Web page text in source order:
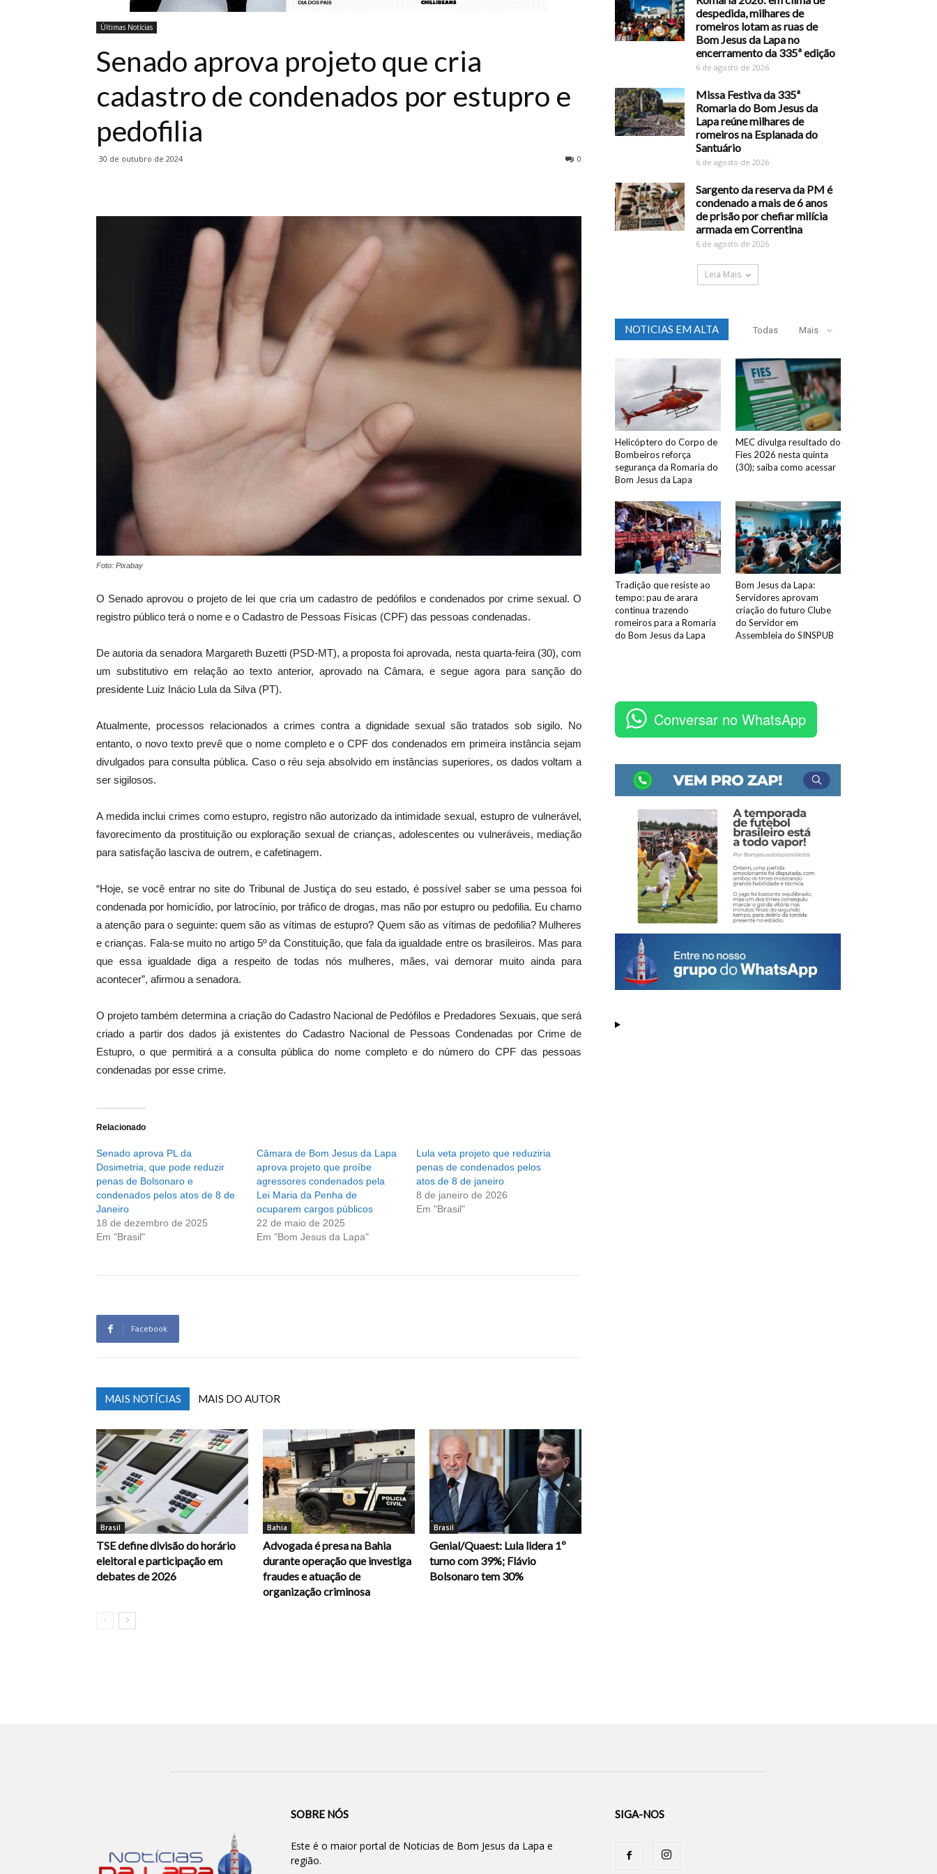
Últimas Notícias
Senado aprova projeto que cria
cadastro de condenados por estupro e
pedofilia
30 de outubro de 2024 0
Foto: Pixabay
O Senado aprovou o projeto de lei que cria um cadastro de pedófilos e condenados por crime sexual. O
registro público terá o nome e o Cadastro de Pessoas Físicas (CPF) das pessoas condenadas.
De autoria da senadora Margareth Buzetti (PSD-MT), a proposta foi aprovada, nesta quarta-feira (30), com
um substitutivo em relação ao texto anterior, aprovado na Câmara, e segue agora para sanção do
presidente Luiz Inácio Lula da Silva (PT).
Atualmente, processos relacionados a crimes contra a dignidade sexual são tratados sob sigilo. No
entanto, o novo texto prevê que o nome completo e o CPF dos condenados em primeira instância sejam
divulgados para consulta pública. Caso o réu seja absolvido em instâncias superiores, os dados voltam a
ser sigilosos.
A medida inclui crimes como estupro, registro não autorizado da intimidade sexual, estupro de vulnerável,
favorecimento da prostituição ou exploração sexual de crianças, adolescentes ou vulneráveis, mediação
para satisfação lasciva de outrem, e cafetinagem.
“Hoje, se você entrar no site do Tribunal de Justiça do seu estado, é possível saber se uma pessoa foi
condenada por homicídio, por latrocínio, por tráfico de drogas, mas não por estupro ou pedofilia. Eu chamo
a atenção para o seguinte: quem são as vítimas de estupro? Quem são as vítimas de pedofilia? Mulheres
e crianças. Fala-se muito no artigo 5º da Constituição, que fala da igualdade entre os brasileiros. Mas para
que essa igualdade diga a respeito de todas nós mulheres, mães, vai demorar muito ainda para
acontecer”, afirmou a senadora.
O projeto também determina a criação do Cadastro Nacional de Pedófilos e Predadores Sexuais, que será
criado a partir dos dados já existentes do Cadastro Nacional de Pessoas Condenadas por Crime de
Estupro, o que permitirá a a consulta pública do nome completo e do número do CPF das pessoas
condenadas por esse crime.
Relacionado
Senado aprova PL da
Dosimetria, que pode reduzir
penas de Bolsonaro e
condenados pelos atos de 8 de
Janeiro
18 de dezembro de 2025
Em "Brasil"
Câmara de Bom Jesus da Lapa
aprova projeto que proíbe
agressores condenados pela
Lei Maria da Penha de
ocuparem cargos públicos
22 de maio de 2025
Em "Bom Jesus da Lapa"
Lula veta projeto que reduziria
penas de condenados pelos
atos de 8 de janeiro
8 de janeiro de 2026
Em "Brasil"
Facebook
MAIS NOTÍCIAS MAIS DO AUTOR
Brasil
TSE define divisão do horário
eleitoral e participação em
debates de 2026
Bahia
Advogada é presa na Bahia
durante operação que investiga
fraudes e atuação de
organização criminosa
Brasil
Genial/Quaest: Lula lidera 1º
turno com 39%; Flávio
Bolsonaro tem 30%
despedida, milhares de
romeiros lotam as ruas de
Bom Jesus da Lapa no
encerramento da 335ª edição
6 de agosto de 2026
Missa Festiva da 335ª
Romaria do Bom Jesus da
Lapa reúne milhares de
romeiros na Esplanada do
Santuário
6 de agosto de 2026
Sargento da reserva da PM é
condenado a mais de 6 anos
de prisão por chefiar milícia
armada em Correntina
6 de agosto de 2026
Leia Mais
NOTICIAS EM ALTA Todas Mais
Helicóptero do Corpo de
Bombeiros reforça
segurança da Romaria do
Bom Jesus da Lapa
MEC divulga resultado do
Fies 2026 nesta quinta
(30); saiba como acessar
Tradição que resiste ao
tempo: pau de arara
continua trazendo
romeiros para a Romaria
do Bom Jesus da Lapa
Bom Jesus da Lapa:
Servidores aprovam
criação do futuro Clube
do Servidor em
Assembleia do SINSPUB
Conversar no WhatsApp
SOBRE NÓS
Este é o maior portal de Noticias de Bom Jesus da Lapa e
região.
SIGA-NOS